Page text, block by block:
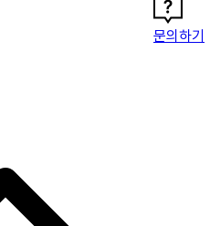
문의하기